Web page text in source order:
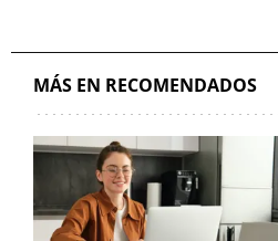
MÁS EN RECOMENDADOS